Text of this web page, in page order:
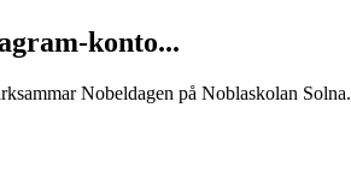
konto...
Nobeldagen på Noblaskolan Solna.